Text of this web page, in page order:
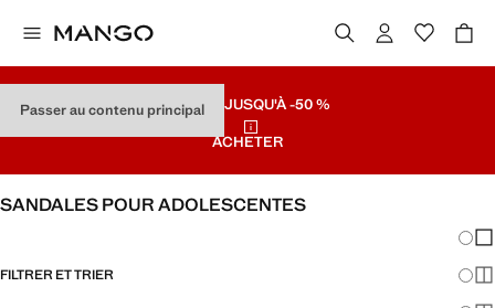
Passer au contenu principal
SOLDES JUSQU'À -50 %
ACHETER
SANDALES POUR ADOLESCENTES
FILTRER ET TRIER